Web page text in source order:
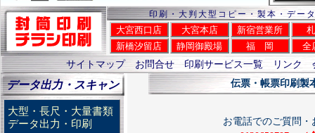
印刷・大判大型コピー・製本・デー
大宮西口店 大宮本店 新宿営業所
新橋汐留店
静岡御殿場 福 岡
全
サイトマップ
お問合せ 印刷サービス一覧 リンク
データ出力・スキャン
大型・長尺・大量書類
データ出力・印刷
伝票・帳票印刷製
お電話でのご質問